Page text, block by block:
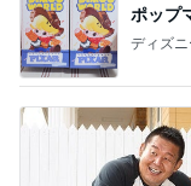
ポップ
ディズ